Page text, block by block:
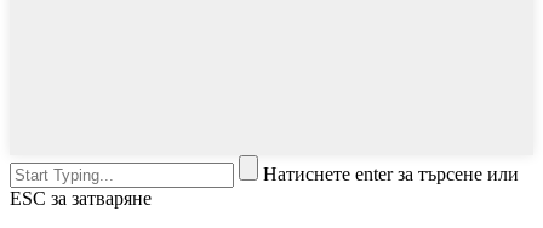
Натиснете enter за търсене или
ESC за затваряне